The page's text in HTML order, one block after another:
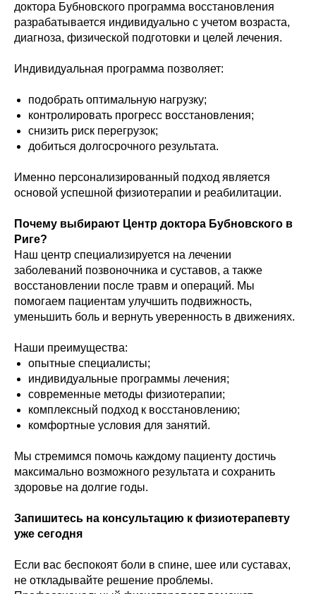
доктора Бубновского программа восстановления
разрабатывается индивидуально с учетом возраста,
диагноза, физической подготовки и целей лечения.
Индивидуальная программа позволяет:
подобрать оптимальную нагрузку;
контролировать прогресс восстановления;
снизить риск перегрузок;
добиться долгосрочного результата.
Именно персонализированный подход является
основой успешной физиотерапии и реабилитации.
Почему выбирают Центр доктора Бубновского в
Риге?
Наш центр специализируется на лечении
заболеваний позвоночника и суставов, а также
восстановлении после травм и операций. Мы
помогаем пациентам улучшить подвижность,
уменьшить боль и вернуть уверенность в движениях.
Наши преимущества:
опытные специалисты;
индивидуальные программы лечения;
современные методы физиотерапии;
комплексный подход к восстановлению;
комфортные условия для занятий.
Мы стремимся помочь каждому пациенту достичь
максимально возможного результата и сохранить
здоровье на долгие годы.
Запишитесь на консультацию к физиотерапевту
уже сегодня
Если вас беспокоят боли в спине, шее или суставах,
не откладывайте решение проблемы.